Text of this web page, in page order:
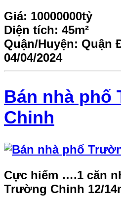
Giá: 10000000tỷ
Diện tích: 45m²
Quận/Huyện: Quận
04/04/2024
Bán nhà phố
Chinh
Cực hiếm ….1 căn
Trường Chinh 12/